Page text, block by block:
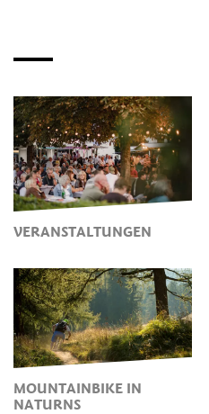
VERANSTALTUNGEN
MOUNTAINBIKE IN
NATURNS